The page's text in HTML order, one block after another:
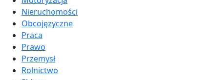
Nieruchomości
Obcojęzyczne
Praca
Prawo
Przemysł
Rolnictwo